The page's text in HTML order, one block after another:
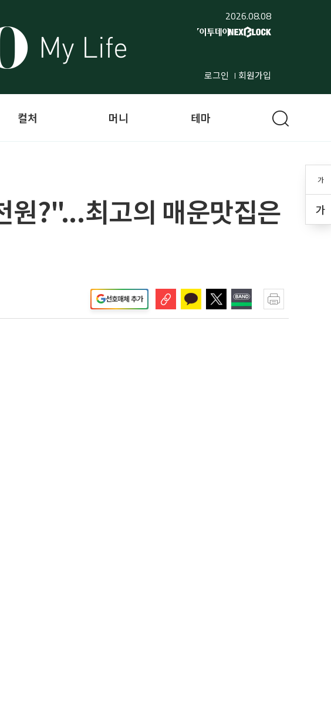
2026.08.08
로그인 회원가입
가
가
컬처 머니 테마
원?"...최고의 매운맛집은
선호매체 추가